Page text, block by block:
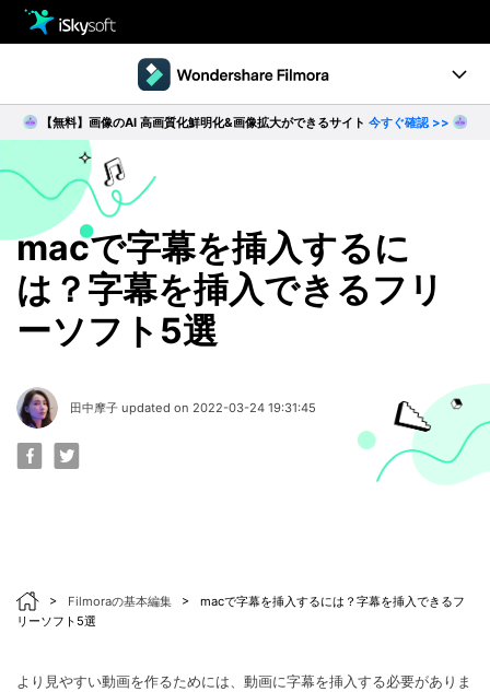
Utility
製品活用事例
ストア
ダウンロード
サポート
製品ページ
Filmstock
操作ガイド
動作環境
動画編集の基本とコツ
無料ダウンロード
【無料】画像のAI 高画質化鮮明化&画像拡大ができるサイト 今すぐ確認 >>
macで字幕を挿入するに
は？字幕を挿入できるフリ
ーソフト5選
田中摩子 updated on 2022-03-24 19:31:45
> Filmoraの基本編集 >
macで字幕を挿入するには？字幕を挿入できるフ
リーソフト5選
より見やすい動画を作るためには、動画に字幕を挿入する必要がありま